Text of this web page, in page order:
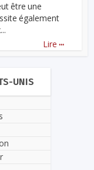
être une
également
Lire ...
UNIS